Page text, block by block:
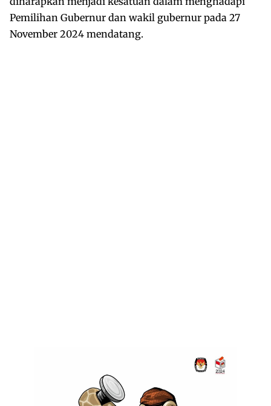
Pemilihan Gubernur dan wakil gubernur pada 27
November 2024 mendatang.